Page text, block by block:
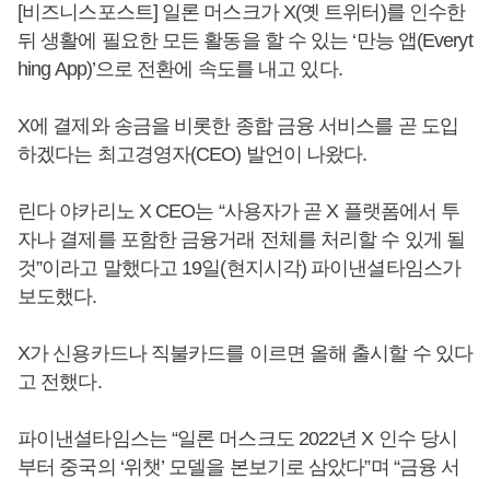
[비즈니스포스트] 일론 머스크가 X(옛 트위터)를 인수한
뒤 생활에 필요한 모든 활동을 할 수 있는 ‘만능 앱(Everyt
hing App)’으로 전환에 속도를 내고 있다.
X에 결제와 송금을 비롯한 종합 금융 서비스를 곧 도입
하겠다는 최고경영자(CEO) 발언이 나왔다.
린다 야카리노 X CEO는 “사용자가 곧 X 플랫폼에서 투
자나 결제를 포함한 금융거래 전체를 처리할 수 있게 될
것”이라고 말했다고 19일(현지시각) 파이낸셜타임스가
보도했다.
X가 신용카드나 직불카드를 이르면 올해 출시할 수 있다
고 전했다.
파이낸셜타임스는 “일론 머스크도 2022년 X 인수 당시
부터 중국의 ‘위챗’ 모델을 본보기로 삼았다”며 “금융 서